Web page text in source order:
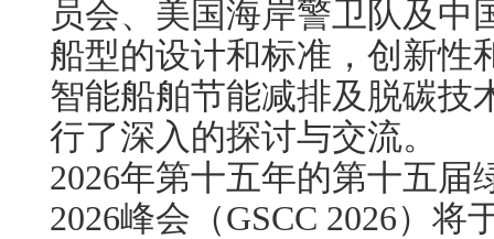
员会、美国海岸警卫队及中
船型的设计和标准，创新性
智能船舶节能减排及脱碳技
行了深入的探讨与交流。
2026年第十五年的第十五届
2026峰会（GSCC 2026）将